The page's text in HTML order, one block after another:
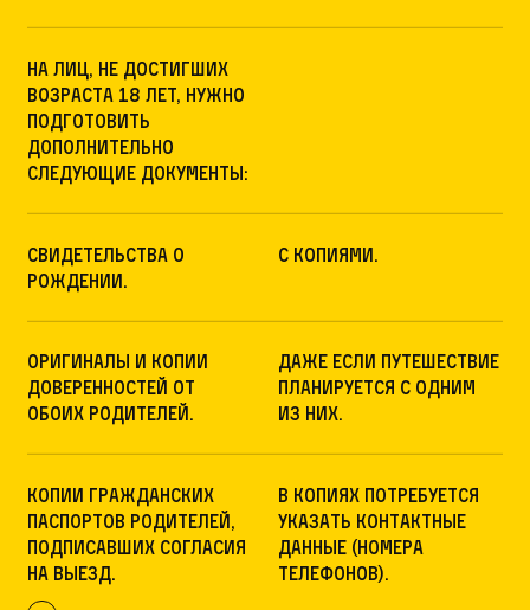
На лиц, не достигших
возраста 18 лет, нужно
подготовить
дополнительно
следующие документы:
Свидетельства о
рождении.
с копиями.
Оригиналы и копии
доверенностей от
обоих родителей.
даже если путешествие
планируется с одним
из них.
Копии гражданских
паспортов родителей,
подписавших согласия
на выезд.
В копиях потребуется
указать контактные
данные (номера
телефонов).